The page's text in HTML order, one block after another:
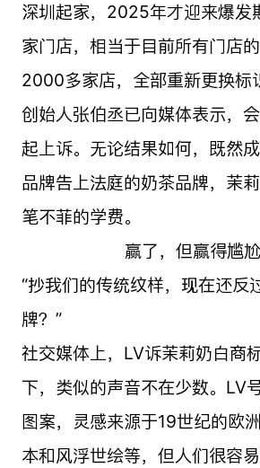
深圳起家，2025年才迎来爆发
家门店，相当于目前所有门店的
2000多家店，全部重新更换标
创始人张伯丞已向媒体表示，
起上诉。无论结果如何，既然
品牌告上法庭的奶茶品牌，茉
笔不菲的学费。
赢了，但赢得尴尬
“抄我们的传统纹样，现在还反
牌？”
社交媒体上，LV诉茉莉奶白商
下，类似的声音不在少数。LV
图案，灵感来源于19世纪的欧
本和风浮世绘等，但人们很容